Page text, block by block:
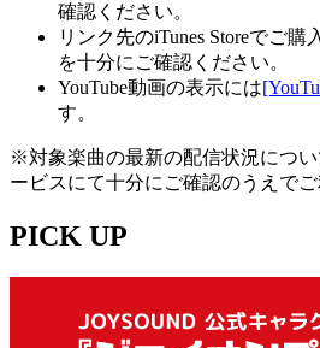
確認ください。
リンク先のiTunes Storeでご
を十分にご確認ください。
YouTube動画の表示には
す。
※対象楽曲の最新の配信状況につ
ービスにて十分にご確認のうえでご
PICK UP